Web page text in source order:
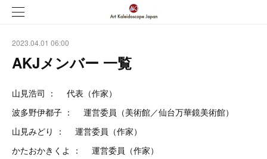
2023.04.01 06:00
AKJメンバー 一覧
山見浩司 ： 代表（作家）
波多野伊都子 ： 運営委員（美術館／仙台万華鏡美術館）
山見みどり ： 運営委員（作家）
かたおかきくよ ： 運営委員（作家）